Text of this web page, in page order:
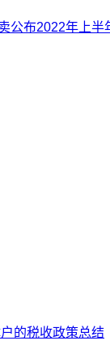
公布2022年上半
的税收政策总结